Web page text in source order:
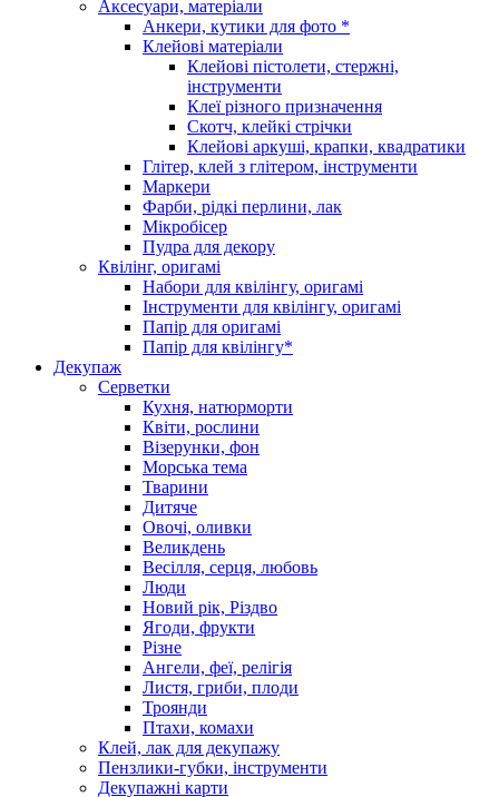
Аксесуари, матеріали
Анкери, кутики для фото *
Клейові матеріали
Клейові пістолети, стержні,
інструменти
Клеї різного призначення
Скотч, клейкі стрічки
Клейові аркуші, крапки, квадратики
Глітер, клей з глітером, інструменти
Маркери
Фарби, рідкі перлини, лак
Мікробісер
Пудра для декору
Квілінг, оригамі
Набори для квілінгу, оригамі
Інструменти для квілінгу, оригамі
Папір для оригамі
Папір для квілінгу*
Декупаж
Серветки
Кухня, натюрморти
Квіти, рослини
Візерунки, фон
Морська тема
Тварини
Дитяче
Овочі, оливки
Великдень
Весілля, серця, любовь
Люди
Новий рік, Різдво
Ягоди, фрукти
Різне
Ангели, феї, релігія
Листя, гриби, плоди
Троянди
Птахи, комахи
Клей, лак для декупажу
Пензлики-губки, інструменти
Декупажні карти